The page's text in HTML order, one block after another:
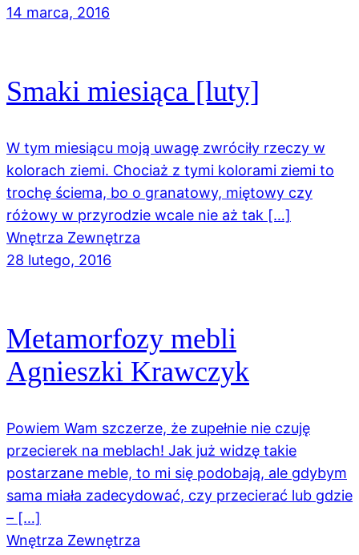
14 marca, 2016
Smaki miesiąca [luty]
W tym miesiącu moją uwagę zwróciły rzeczy w
kolorach ziemi. Chociaż z tymi kolorami ziemi to
trochę ściema, bo o granatowy, miętowy czy
różowy w przyrodzie wcale nie aż tak […]
Wnętrza Zewnętrza
28 lutego, 2016
Metamorfozy mebli
Agnieszki Krawczyk
Powiem Wam szczerze, że zupełnie nie czuję
przecierek na meblach! Jak już widzę takie
postarzane meble, to mi się podobają, ale gdybym
sama miała zadecydować, czy przecierać lub gdzie
– […]
Wnętrza Zewnętrza